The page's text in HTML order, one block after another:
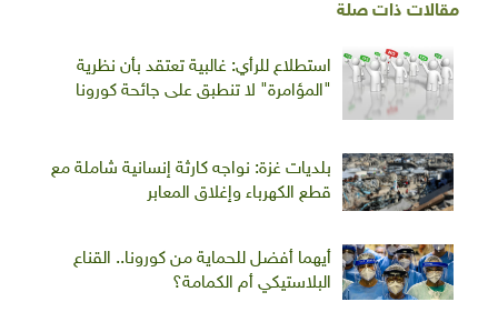
مقالات ذات صلة
استطلاع للرأي: غالبية تعتقد بأن نظرية
"المؤامرة" لا تنطبق على جائحة كورونا
بلديات غزة: نواجه كارثة إنسانية شاملة مع
قطع الكهرباء وإغلاق المعابر
أيهما أفضل للحماية من كورونا.. القناع
البلاستيكي أم الكمامة؟